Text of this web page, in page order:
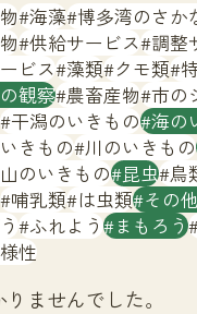
小 中
性ふくおかウェブセ
サイトマップ
海藻 博多湾のさか
供給サービス 調整
ビス 藻類 クモ類
観察 農畜産物 市の
干潟のいきもの 海の
きもの 川のいきもの
のいきもの 昆虫 鳥
哺乳類 は虫類 その
ふれよう まもろう
性
ませんでした。